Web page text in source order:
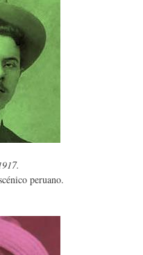
peruano.